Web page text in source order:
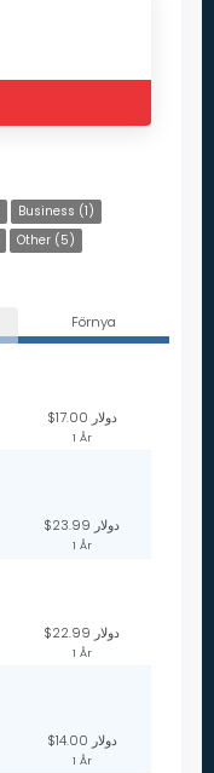
Business (1)
Other (5)
Förnya
$17.00 دولار
1 År
$23.99 دولار
1 År
$22.99 دولار
1 År
$14.00 دولار
1 År